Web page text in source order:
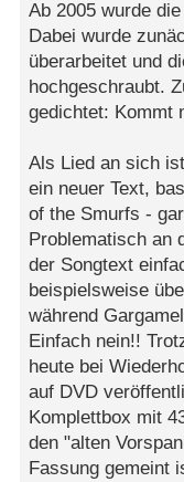
Ab 2005 wurde
Dabei wurde
überarbeitet und
hochgeschraubt.
gedichtet: Kommt
Als Lied an sich
ein neuer Text,
of the Smurfs -
Problematisch an
der Songtext
beispielsweise
während
Einfach nein!!
heute bei
auf DVD
Komplettbox mit
den "alten
Fassung gemeint